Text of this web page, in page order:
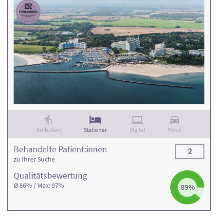
Ambulant Stationär Digital Mobil
Qualitäts­bewertung
Ø 86% / Max: 97% 89%
Behandelte Patient:innen
zu Ihrer Suche
2